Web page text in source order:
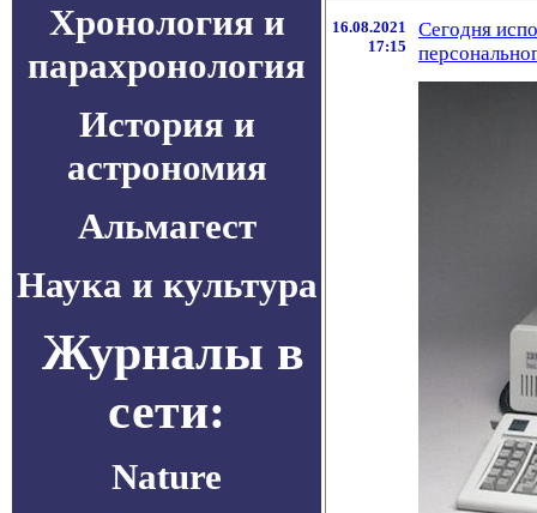
Хронология и
парахронология
История и
астрономия
Альмагест
Наука и культура
Журналы в
сети:
Nature
16.08.2021
17:15
Сегодня